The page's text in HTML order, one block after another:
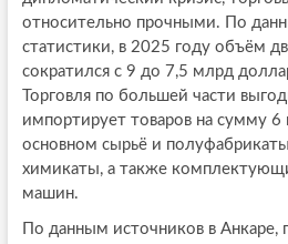
относительно прочными. По
статистики, в 2025 году объём
сократился с 9 до 7,5 млрд
Торговля по большей части
импортирует товаров на сумму 6
основном сырьё и
химикаты, а также
машин.
По данным источников в Анкаре,